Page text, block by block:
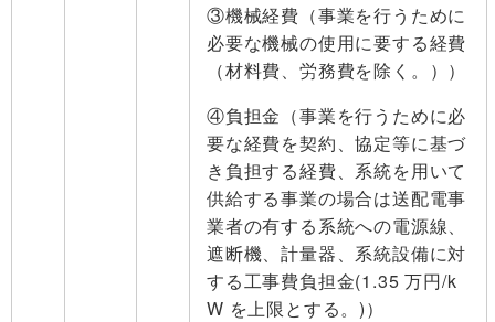
③機械経費（事業を行うために
必要な機械の使用に要する経費
（材料費、労務費を除く。））
④負担金（事業を行うために必
要な経費を契約、協定等に基づ
き負担する経費、系統を用いて
供給する事業の場合は送配電事
業者の有する系統への電源線、
遮断機、計量器、系統設備に対
する工事費負担金(1.35 万円/k
W を上限とする。)）